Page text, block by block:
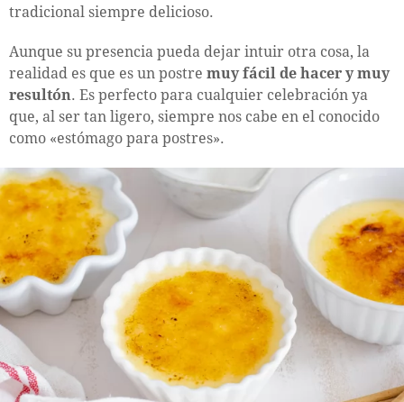
tradicional siempre delicioso.
Aunque su presencia pueda dejar intuir otra cosa, la
realidad es que es un postre muy fácil de hacer y muy
resultón. Es perfecto para cualquier celebración ya
que, al ser tan ligero, siempre nos cabe en el conocido
como «estómago para postres».